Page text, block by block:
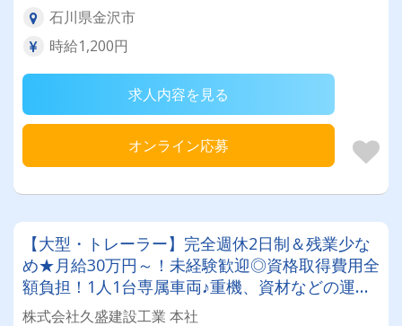
石川県金沢市
時給1,200円
求人内容を見る
オンライン応募
【大型・トレーラー】完全週休2日制＆残業少な
め★月給30万円～！未経験歓迎◎資格取得費用全
額負担！1人1台専属車両♪重機、資材などの運搬
業務！
株式会社久盛建設工業 本社